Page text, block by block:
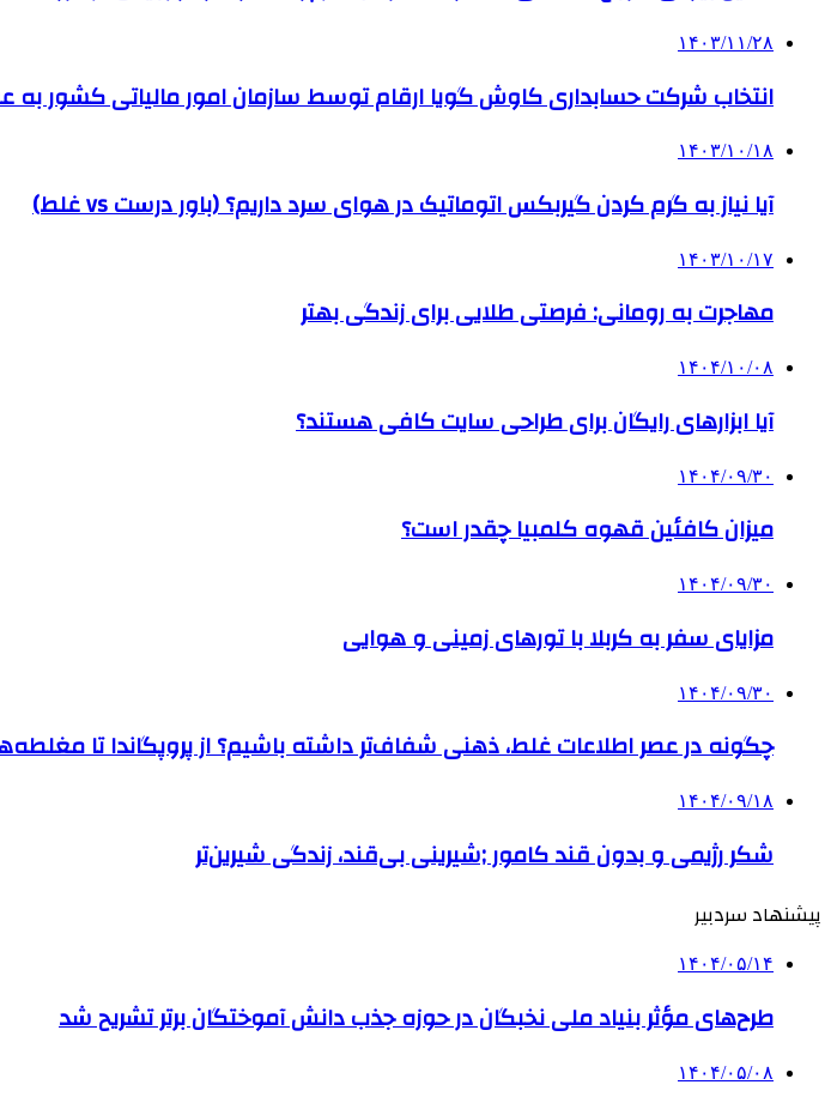
۱۴۰۳/۱۱/۲۸
انتخاب شرکت حسابداری کاوش گویا ارقام توسط سازمان امور مالیاتی کشور به
۱۴۰۳/۱۰/۱۸
آیا نیاز به گرم کردن گیربکس اتوماتیک در هوای سرد داریم؟ (باور درست vs غلط)
۱۴۰۳/۱۰/۱۷
مهاجرت به رومانی: فرصتی طلایی برای زندگی بهتر
۱۴۰۴/۱۰/۰۸
آیا ابزارهای رایگان برای طراحی سایت کافی هستند؟
۱۴۰۴/۰۹/۳۰
میزان کافئین قهوه کلمبیا چقدر است؟
۱۴۰۴/۰۹/۳۰
مزایای سفر به کربلا با تورهای زمینی و هوایی
۱۴۰۴/۰۹/۳۰
چگونه در عصر اطلاعات غلط، ذهنی شفاف‌تر داشته باشیم؟ از پروپگاندا تا
۱۴۰۴/۰۹/۱۸
شکر رژیمی و بدون قند کامور ;شیرینی بی‌قند، زندگی شیرین‌تر
پیشنهاد سردبیر
۱۴۰۴/۰۵/۱۴
طرح‌های مؤثر بنیاد ملی نخبگان در حوزه جذب دانش آموختگان برتر تشریح شد
۱۴۰۴/۰۵/۰۸